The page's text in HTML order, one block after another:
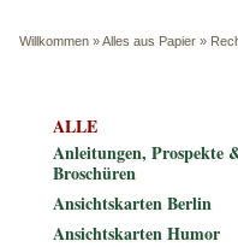
Willkommen »Alles aus Papier »
ALLE
Anleitungen, Prospekte
Broschüren
Ansichtskarten Berlin
Ansichtskarten Humor